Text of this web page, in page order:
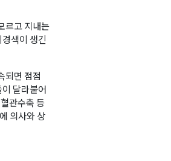
르고 지내는
색이 생긴
되면 점점
달라붙어
관수축 등
의사와 상